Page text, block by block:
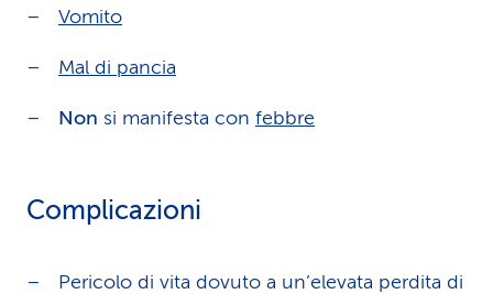
Vomito
Mal di pancia
Non si manifesta con febbre
Complicazioni
Pericolo di vita dovuto a un’elevata perdita di